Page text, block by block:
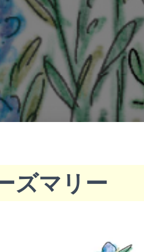
ズマリー